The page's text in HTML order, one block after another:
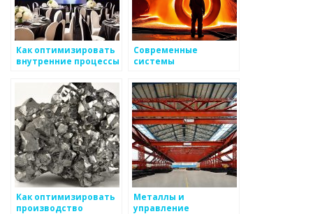
Как оптимизировать
внутренние процессы
продукции в
металоизделиях
Современные
системы
контроля
температуры
металлов
Как оптимизировать
производство
Металлы и
управление